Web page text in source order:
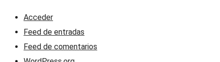
Acceder
Feed de entradas
Feed de comentarios